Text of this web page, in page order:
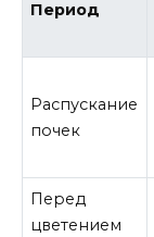
Период
Распускание
почек
Перед
цветением